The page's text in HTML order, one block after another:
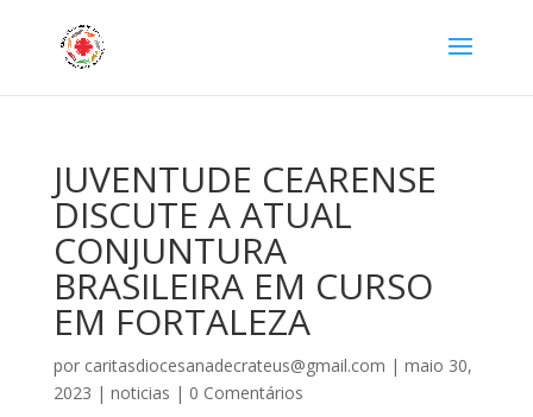
JUVENTUDE CEARENSE
DISCUTE A ATUAL
CONJUNTURA
BRASILEIRA EM CURSO
EM FORTALEZA
por caritasdiocesanadecrateus@gmail.com | maio 30,
2023 | noticias | 0 Comentários